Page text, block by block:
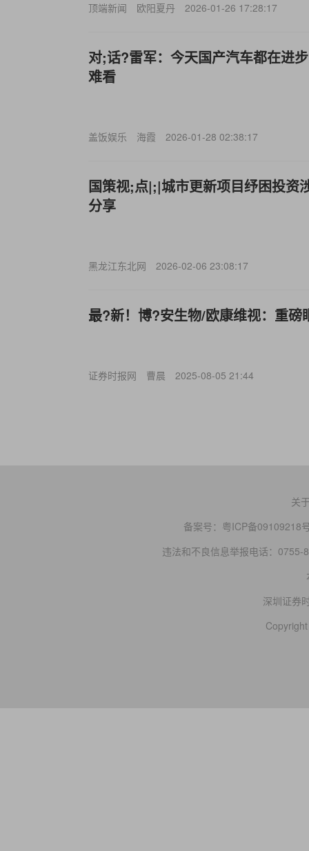
顶端新闻 欧阳夏丹 2026-01-26 17:28:17
对;话?雷军：今天国产汽车都在进
难看
盖饭娱乐 海霞 2026-01-28 02:38:17
国策视;点|;|城市更新项目纾困投资
分享
黑龙江东北网 2026-02-06 23:08:17
最?新！博?安生物/欧康维视：重磅
证券时报网 曹晨 2025-08-05 21:44
关
备案号： 粤ICP备09109218
违法和不良信息举报电话：0755-
深圳证券